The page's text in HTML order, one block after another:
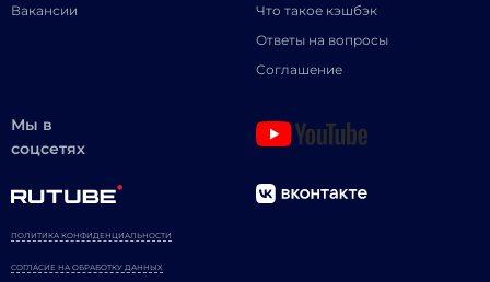
Вакансии
Что такое кэшбэк
Ответы на вопросы
Соглашение
Мы в
соцсетях
ПОЛИТИКА КОНФИДЕНЦИАЛЬНОСТИ
СОГЛАСИЕ НА ОБРАБОТКУ ДАННЫХ